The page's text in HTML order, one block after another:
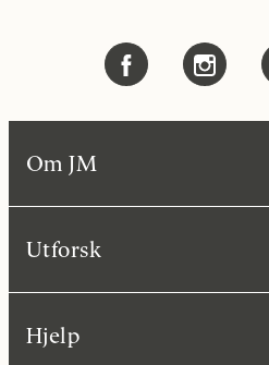
Om JM
Utforsk
Hjelp